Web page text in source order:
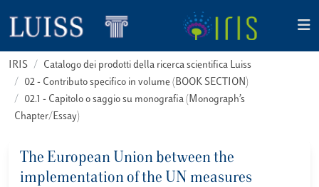
IRIS
Catalogo dei prodotti della ricerca scientifica Luiss
02 - Contributo specifico in volume (BOOK SECTION)
02.1 - Capitolo o saggio su monografia (Monograph’s
Chapter/Essay)
The European Union between the
implementation of the UN measures